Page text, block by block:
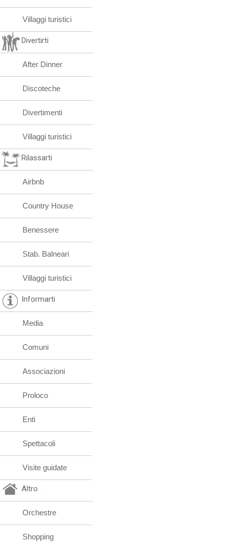
Villaggi turistici
Divertirti
After Dinner
Discoteche
Divertimenti
Villaggi turistici
Rilassarti
Airbnb
Country House
Benessere
Stab. Balneari
Villaggi turistici
Informarti
Media
Comuni
Associazioni
Proloco
Enti
Spettacoli
Visite guidate
Altro
Orchestre
Shopping